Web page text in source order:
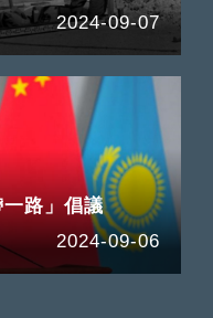
2024-09-07
路」倡議
2024-09-06